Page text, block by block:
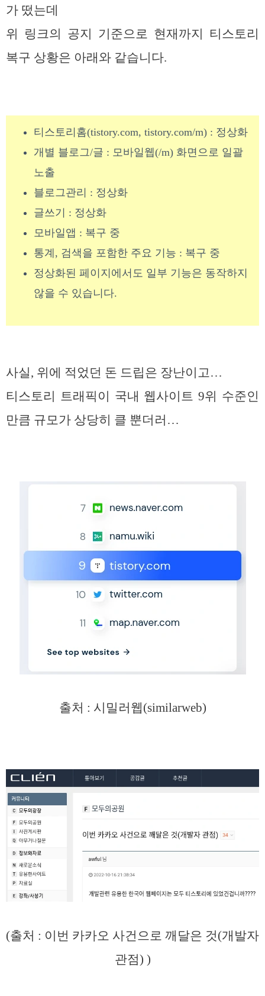
가 떴는데
위 링크의 공지 기준으로 현재까지 티스토리
복구 상황은 아래와 같습니다.
티스토리홈(tistory.com, tistory.com/m) : 정상화
개별 블로그/글 : 모바일웹(/m) 화면으로 일괄
노출
블로그관리 : 정상화
글쓰기 : 정상화
모바일앱 : 복구 중
통계, 검색을 포함한 주요 기능 : 복구 중
정상화된 페이지에서도 일부 기능은 동작하지
않을 수 있습니다.
사실, 위에 적었던 돈 드립은 장난이고…
티스토리 트래픽이 국내 웹사이트 9위 수준인
만큼 규모가 상당히 클 뿐더러…
출처 : 시밀러웹(similarweb)
(출처 : 이번 카카오 사건으로 깨달은 것(개발자
관점) )